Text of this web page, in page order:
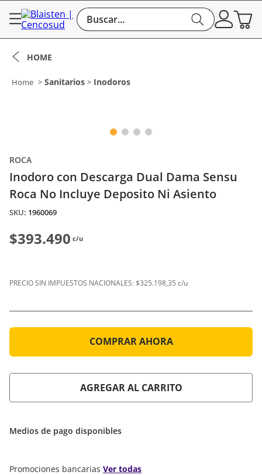
Buscar...
Sanitarios Inodoros
ROCA
Inodoro con Descarga Dual Dama Sensu
Roca No Incluye Deposito Ni Asiento
: 1960069
$393.490 c/u
PRECIO SIN IMPUESTOS NACIONALES:$325.198,35 c/u
COMPRAR AHORA
AGREGAR AL CARRITO
Medios de pago disponibles
Promociones bancarias Ver todas